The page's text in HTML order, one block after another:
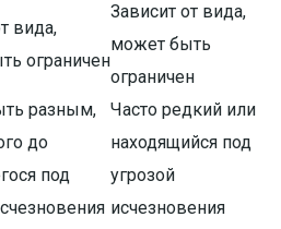
вида,
ограничен
Зависит от вида,
может быть
ограничен
разным,
до
под
Часто редкий или
находящийся под
угрозой
исчезновения